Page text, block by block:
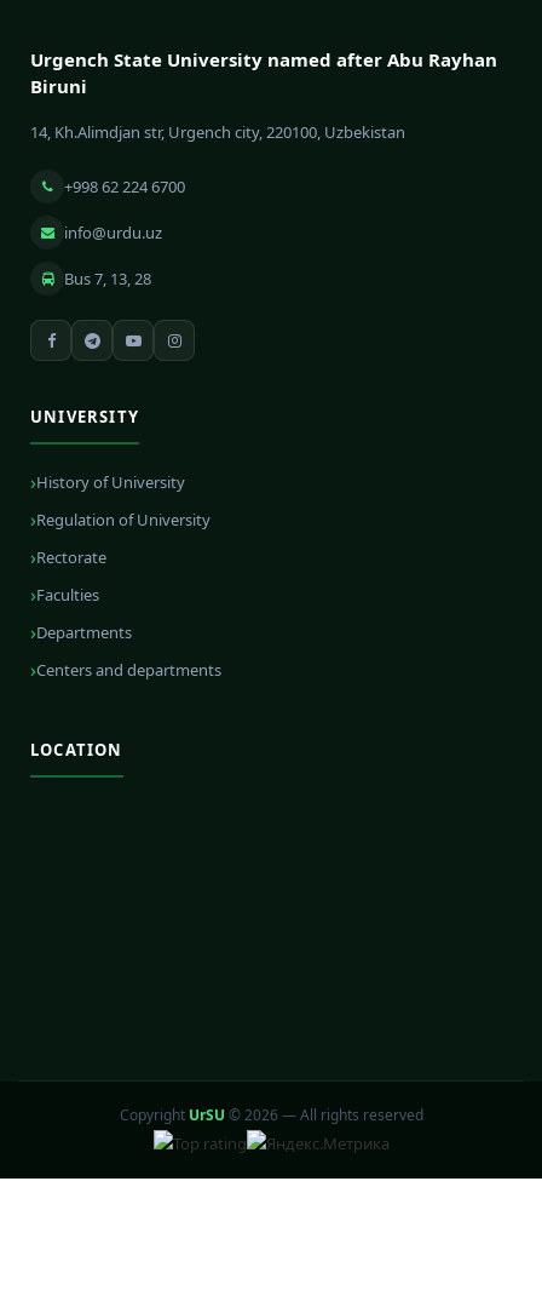
Urgench State University named after Abu Rayhan
Biruni
14, Kh.Alimdjan str, Urgench city, 220100, Uzbekistan
+998 62 224 6700
info@urdu.uz
Bus 7, 13, 28
UNIVERSITY
History of University
Regulation of University
Rectorate
Faculties
Departments
Centers and departments
LOCATION
Copyright UrSU ©2026 — All rights reserved